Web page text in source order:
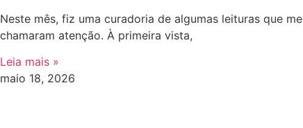
Neste mês, fiz uma curadoria de algumas leituras que me
chamaram atenção. À primeira vista,
Leia mais »
maio 18, 2026